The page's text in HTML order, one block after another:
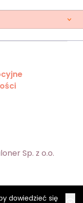
dowiedzieć się
Sp. z o.o.